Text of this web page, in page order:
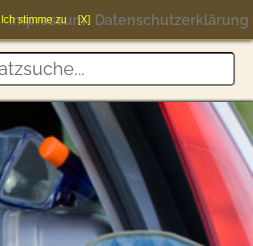
Impressum Datenschutzerklärung
Ich stimme zu [X]